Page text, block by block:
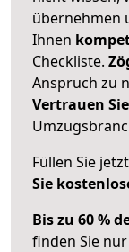
übernehmen
Ihnen
Checkliste.
Anspruch zu
Vertrauen
Füllen Sie
Sie
Bis zu 60 %
finden Sie